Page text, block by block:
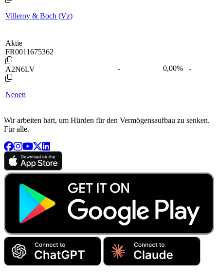
Villeroy & Boch (Vz)
Aktie
FR0011675362
A2N6LV
Neoen
- 0,00% -
Wir arbeiten hart, um Hürden für den Vermögensaufbau zu senken.
Für alle.